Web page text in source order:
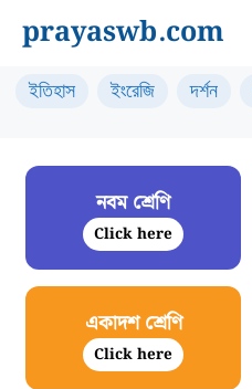
content
prayaswb.com
ইতিহাস ইংরেজি দর্শন
নবম শ্রেণি
Click here
একাদশ শ্রেণি
Click here